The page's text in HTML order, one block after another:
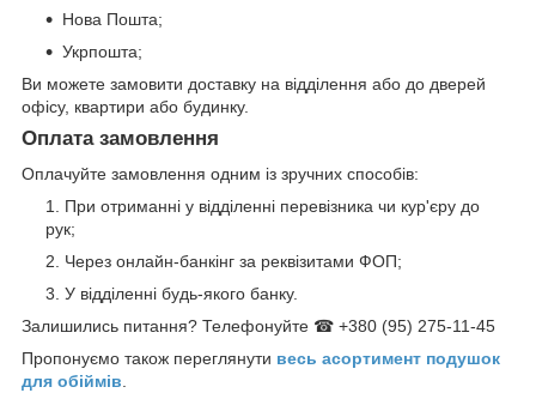
Нова Пошта;
Укрпошта;
Ви можете замовити доставку на відділення або до дверей
офісу, квартири або будинку.
Оплата замовлення
Оплачуйте замовлення одним із зручних способів:
При отриманні у відділенні перевізника чи кур'єру до
рук;
Через онлайн-банкінг за реквізитами ФОП;
У відділенні будь-якого банку.
Залишились питання? Телефонуйте ☎ +380 (95) 275-11-45
Пропонуємо також переглянути весь асортимент подушок
для обіймів.